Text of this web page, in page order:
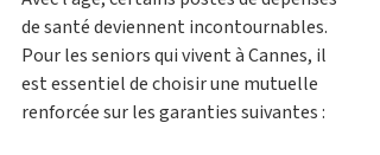
de santé deviennent incontournables.
Pour les seniors qui vivent à Cannes, il
est essentiel de choisir une mutuelle
renforcée sur les garanties suivantes :